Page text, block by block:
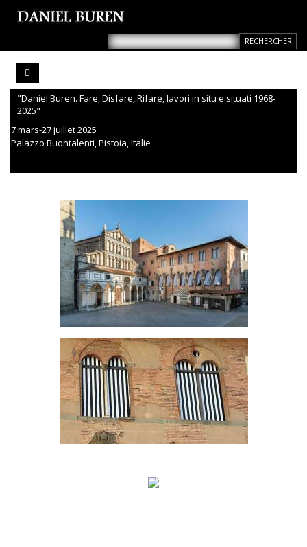
"Daniel Buren. Fare, Disfare, Rifare, lavori in situ e situati 1968-
2025"
7 mars-27 juillet 2025
Palazzo Buontalenti, Pistoia, Italie